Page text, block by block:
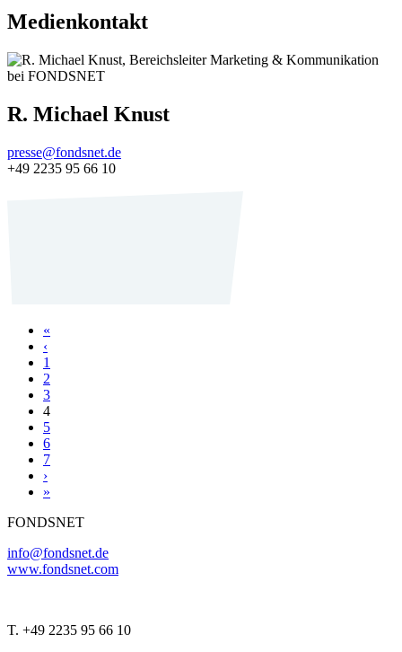
Medienkontakt
R. Michael Knust
presse@fondsnet.de
+49 2235 95 66 10
«
‹
1
2
3
4
5
6
7
›
»
FONDSNET
info@fondsnet.de
www.fondsnet.com
T. +49 2235 95 66 10